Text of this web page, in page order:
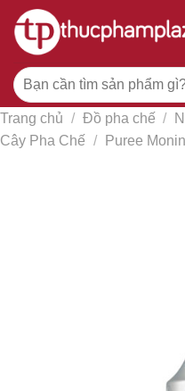
Chuyển
đến
dung
Tìm
kiếm:
Trang chủ / Đồ pha chế /
Cây Pha Chế / Puree Monin